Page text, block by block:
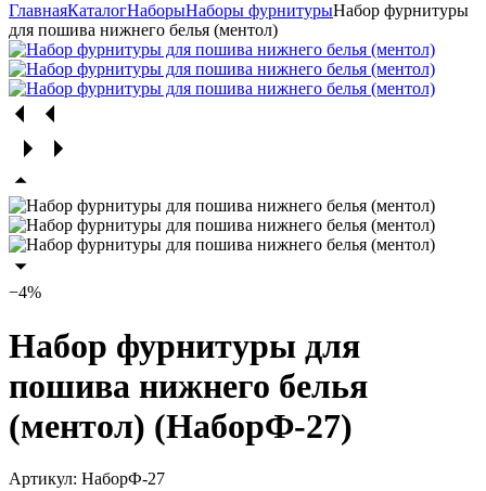
ГлавнаяКаталогНаборыНаборы фурнитурыНабор фурнитуры
для пошива нижнего белья (ментол)
−4%
Набор фурнитуры для
пошива нижнего белья
(ментол) (НаборФ-27)
Артикул: НаборФ-27